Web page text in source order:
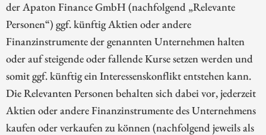
der Apaton Finance GmbH (nachfolgend „Relevante
Personen“) ggf. künftig Aktien oder andere
Finanzinstrumente der genannten Unternehmen halten
oder auf steigende oder fallende Kurse setzen werden und
somit ggf. künftig ein Interessenskonflikt entstehen kann.
Die Relevanten Personen behalten sich dabei vor, jederzeit
Aktien oder andere Finanzinstrumente des Unternehmens
kaufen oder verkaufen zu können (nachfolgend jeweils als